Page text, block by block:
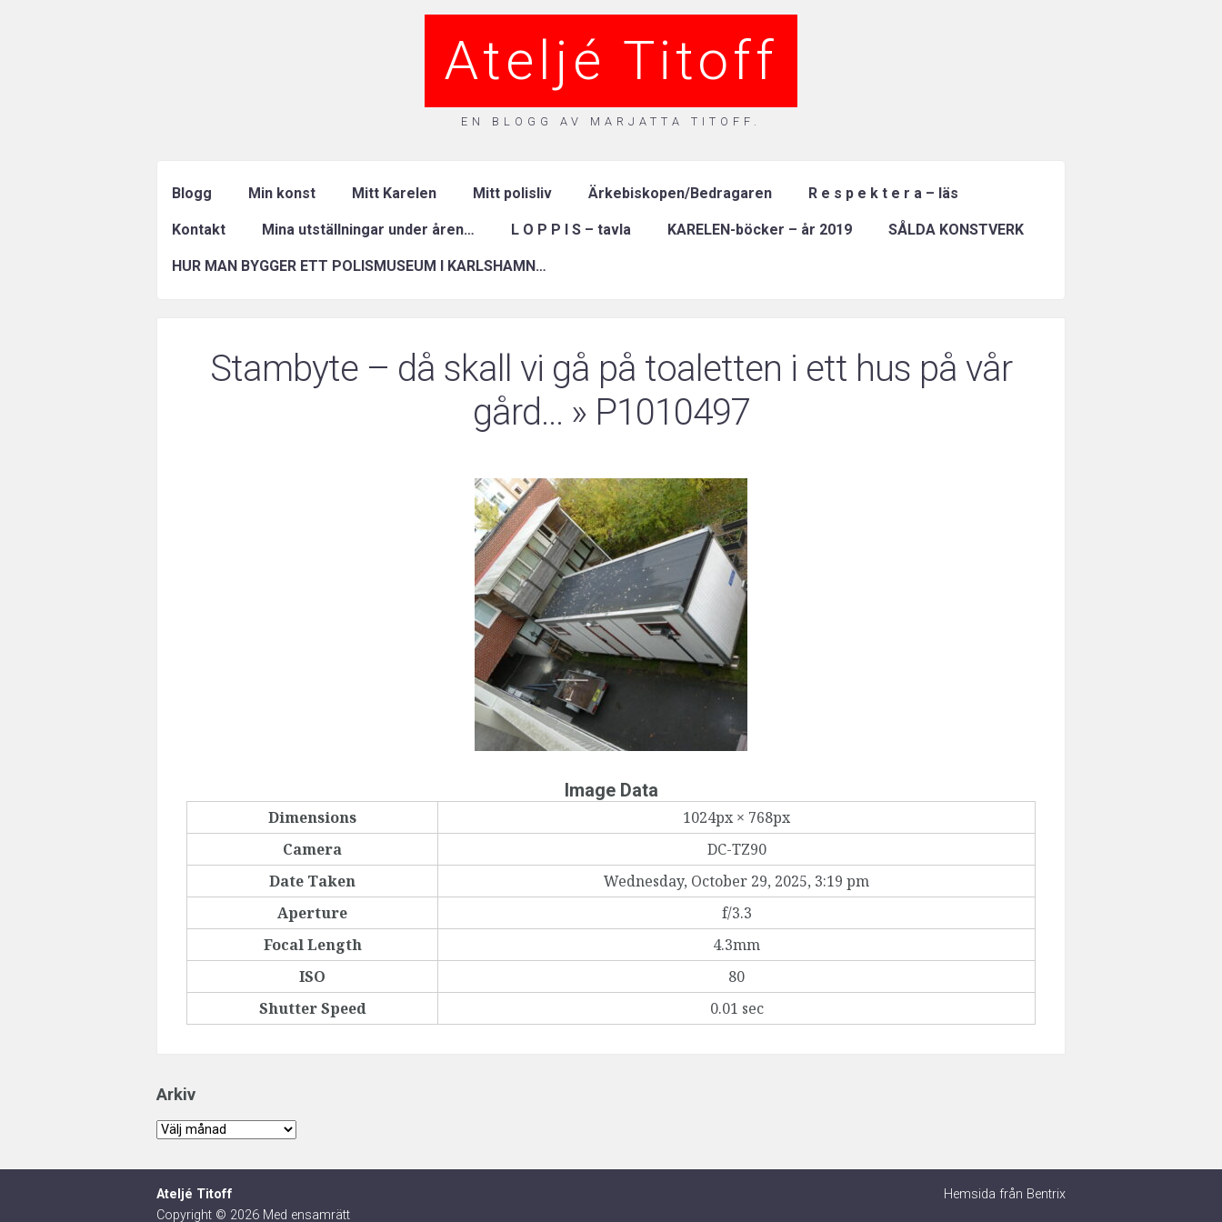
Ateljé Titoff
EN BLOGG AV MARJATTA TITOFF.
Blogg Min konst Mitt Karelen Mitt polisliv Ärkebiskopen/Bedragaren R e s p e k t e r a – läs
Kontakt Mina utställningar under åren… L O P P I S – tavla KARELEN-böcker – år 2019 SÅLDA KONSTVERK
HUR MAN BYGGER ETT POLISMUSEUM I KARLSHAMN…
Stambyte – då skall vi gå på toaletten i ett hus på vår
gård… » P1010497
Image Data
Dimensions
1024px × 768px
Camera
DC-TZ90
Date Taken
Wednesday, October 29, 2025, 3:19 pm
Aperture
f/3.3
Focal Length
4.3mm
ISO
80
Shutter Speed
0.01 sec
Arkiv
Arkiv
Ateljé Titoff
Copyright © 2026 Med ensamrätt
Hemsida från Bentrix